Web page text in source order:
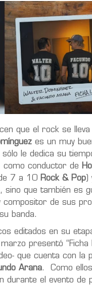
que el rock se
es un muy
le dedica su
como conductor de
7 a 10 Rock & Pop
sino que también es
compositor de sus
banda.
editados en su
presentó “Ficha
que cuenta con la
Arana. Como
durante el evento de